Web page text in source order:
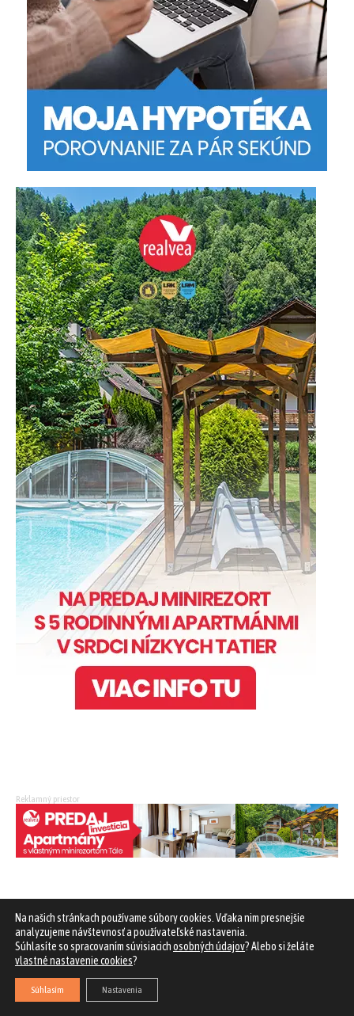
Reklamný priestor
Na našich stránkach používame súbory cookies. Vďaka nim presnejšie
analyzujeme návštevnosť a používateľské nastavenia.
Súhlasíte so spracovaním súvisiacichosobných údajov? Alebo si želáte
vlastné nastavenie cookies?
Súhlasím Nastavenia